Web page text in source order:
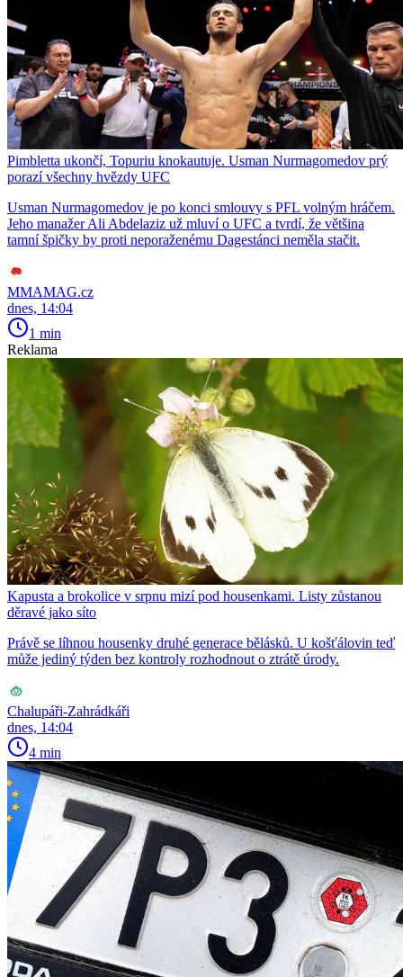
Pimbletta ukončí, Topuriu knokautuje. Usman Nurmagomedov prý
porazí všechny hvězdy UFC
Usman Nurmagomedov je po konci smlouvy s PFL volným hráčem.
Jeho manažer Ali Abdelaziz už mluví o UFC a tvrdí, že většina
tamní špičky by proti neporaženému Dagestánci neměla stačit.
MMAMAG.cz
dnes, 14:04
1 min
Reklama
Kapusta a brokolice v srpnu mizí pod housenkami. Listy zůstanou
děravé jako síto
Právě se líhnou housenky druhé generace bělásků. U košťálovin teď
může jediný týden bez kontroly rozhodnout o ztrátě úrody.
Chalupáři-Zahrádkáři
dnes, 14:04
4 min